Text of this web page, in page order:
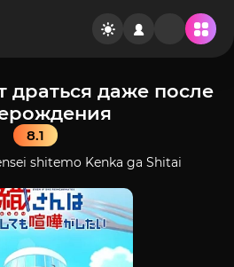
драться даже после
8.1
shitemo Kenka ga Shitai